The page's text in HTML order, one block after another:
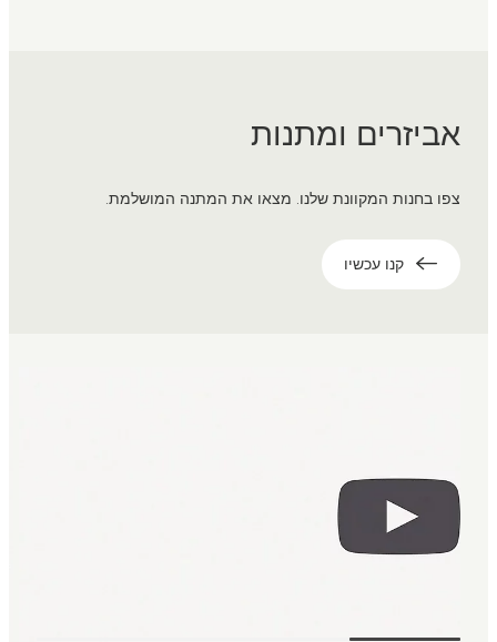
אביזרים ומתנות
צפו בחנות המקוונת שלנו. מצאו את המתנה המושלמת.
קנו עכשיו